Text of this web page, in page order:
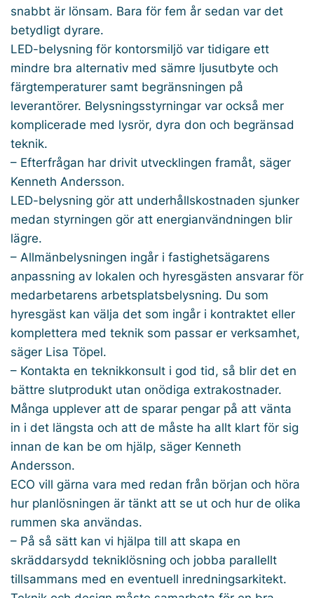
snabbt är lönsam. Bara för fem år sedan var det
betydligt dyrare.
LED-belysning för kontorsmiljö var tidigare ett
mindre bra alternativ med sämre ljusutbyte och
färgtemperaturer samt begränsningen på
leverantörer. Belysningsstyrningar var också mer
komplicerade med lysrör, dyra don och begränsad
teknik.
– Efterfrågan har drivit utvecklingen framåt, säger
Kenneth Andersson.
LED-belysning gör att underhållskostnaden sjunker
medan styrningen gör att energianvändningen blir
lägre.
– Allmänbelysningen ingår i fastighetsägarens
anpassning av lokalen och hyresgästen ansvarar för
medarbetarens arbetsplatsbelysning. Du som
hyresgäst kan välja det som ingår i kontraktet eller
komplettera med teknik som passar er verksamhet,
säger Lisa Töpel.
– Kontakta en teknikkonsult i god tid, så blir det en
bättre slutprodukt utan onödiga extrakostnader.
Många upplever att de sparar pengar på att vänta
in i det längsta och att de måste ha allt klart för sig
innan de kan be om hjälp, säger Kenneth
Andersson.
ECO vill gärna vara med redan från början och höra
hur planlösningen är tänkt att se ut och hur de olika
rummen ska användas.
– På så sätt kan vi hjälpa till att skapa en
skräddarsydd tekniklösning och jobba parallellt
tillsammans med en eventuell inredningsarkitekt.